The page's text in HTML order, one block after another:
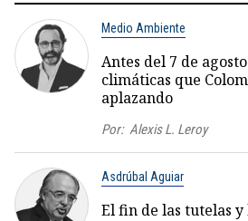
Medio Ambiente
Antes del 7 de
climáticas que
aplazando
Por: Alexis L. Leroy
Asdrúbal Aguiar
El fin de las tutelas